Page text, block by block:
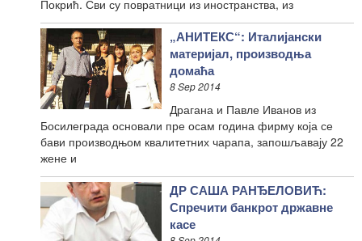
Покрић. Сви су повратници из иностранства, из
„АНИТЕКС“: Италијански
материјал, производња
домаћа
8 Sep 2014
Драгана и Павле Иванов из
Босилеграда основали пре осам година фирму која се
бави производњом квалитетних чарапа, запошљавају 22
жене и
ДР САША РАНЂЕЛОВИЋ:
Спречити банкрот државне
касе